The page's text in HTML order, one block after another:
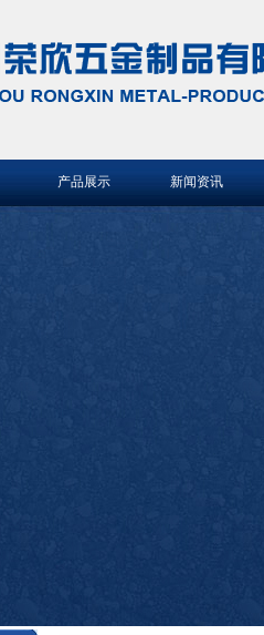
产品展示 新闻资讯